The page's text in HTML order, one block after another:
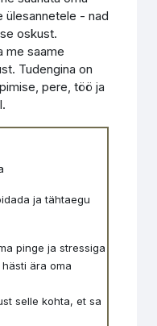
ülesannetele - nad
oskust.
me saame
Tudengina on
pere, töö ja
ja tähtaegu
pinge ja stressiga
ära oma
selle kohta, et sa